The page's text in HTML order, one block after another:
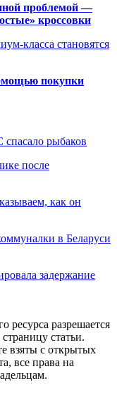
проблемой —
кроссовки
класса становятся
покупки
рыбаков
после
как он
в Беларуси
задержание
ресурса разрешается
статьи.
взяты с открытых
все права на